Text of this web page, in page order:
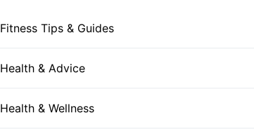
Fitness Tips & Guides
Health & Advice
Health & Wellness